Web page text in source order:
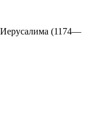
Иерусалима (1174—